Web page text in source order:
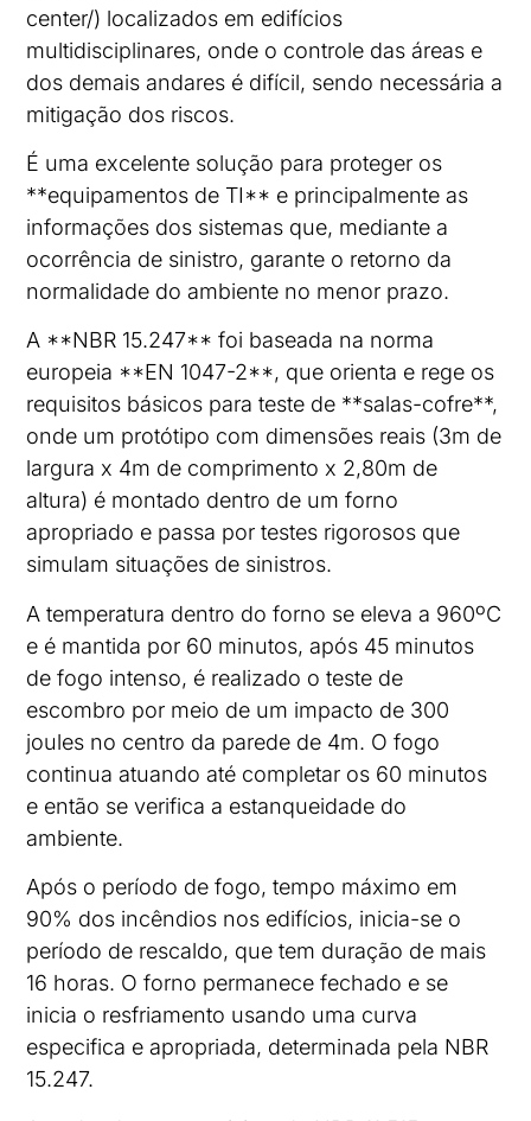
center/) localizados em edifícios
multidisciplinares, onde o controle das áreas e
dos demais andares é difícil, sendo necessária a
mitigação dos riscos.
É uma excelente solução para proteger os
**equipamentos de TI** e principalmente as
informações dos sistemas que, mediante a
ocorrência de sinistro, garante o retorno da
normalidade do ambiente no menor prazo.
A **NBR 15.247** foi baseada na norma
europeia **EN 1047-2**, que orienta e rege os
requisitos básicos para teste de **salas-cofre**,
onde um protótipo com dimensões reais (3m de
largura x 4m de comprimento x 2,80m de
altura) é montado dentro de um forno
apropriado e passa por testes rigorosos que
simulam situações de sinistros.
A temperatura dentro do forno se eleva a 960ºC
e é mantida por 60 minutos, após 45 minutos
de fogo intenso, é realizado o teste de
escombro por meio de um impacto de 300
joules no centro da parede de 4m. O fogo
continua atuando até completar os 60 minutos
e então se verifica a estanqueidade do
ambiente.
Após o período de fogo, tempo máximo em
90% dos incêndios nos edifícios, inicia-se o
período de rescaldo, que tem duração de mais
16 horas. O forno permanece fechado e se
inicia o resfriamento usando uma curva
especifica e apropriada, determinada pela NBR
15.247.